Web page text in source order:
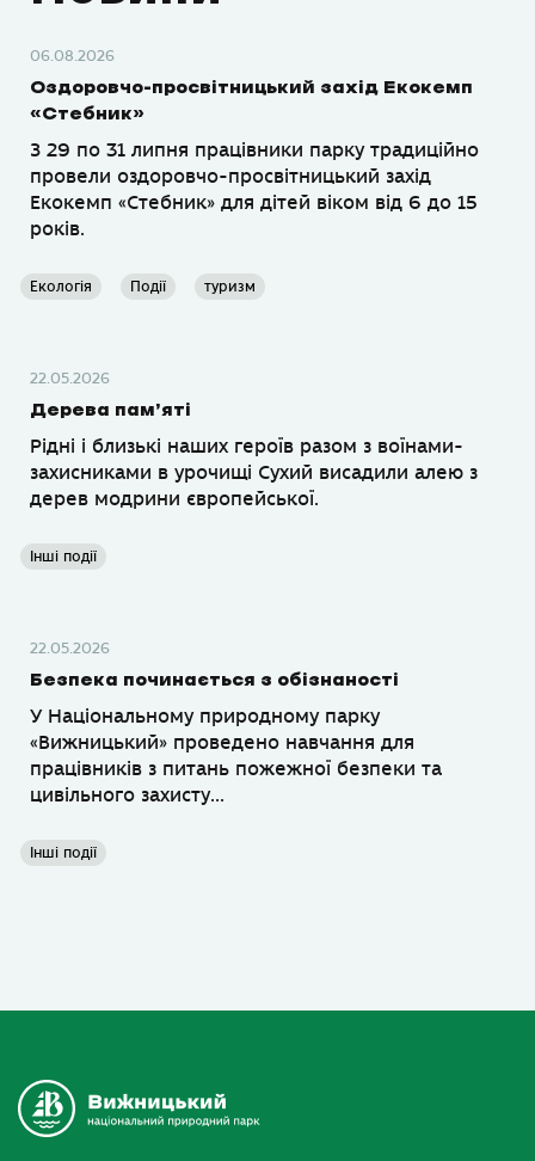
06.08.2026
Оздоровчо-просвітницький захід Екокемп
«Стебник»
З 29 по 31 липня працівники парку традиційно
провели оздоровчо-просвітницький захід
Екокемп «Стебник» для дітей віком від 6 до 15
років.
Екологія Події туризм
22.05.2026
Дерева пам’яті
Рідні і близькі наших героїв разом з воїнами-
захисниками в урочищі Сухий висадили алею з
дерев модрини європейської.
Інші події
22.05.2026
Безпека починається з обізнаності
У Національному природному парку
«Вижницький» проведено навчання для
працівників з питань пожежної безпеки та
цивільного захисту...
Інші події